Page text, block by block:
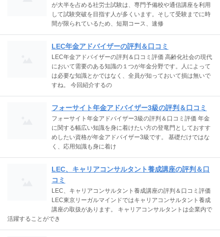
が大半を占める社労士試験は、専門予備校や通信講座を利用
して試験突破を目指す人が多くいます。そして受験までに時
間が限られているため、短期コース、速修
LEC年金アドバイザーの評判＆口コミ
LEC年金アドバイザーの評判＆口コミ評価 高齢化社会の現代
において需要のある知識の１つが年金分野です。人によって
は必要な知識とかではなく、全員が知っておいて損は無いで
すね。 今回紹介するの
フォーサイト年金アドバイザー3級の評判＆口コミ
フォーサイト年金アドバイザー3級の評判＆口コミ評価 年金
に関する幅広い知識を身に着けたい方の登竜門としておすす
めしたい資格が年金アドバイザー3級です。 基礎だけではな
く、応用知識も身に着け
LEC、キャリアコンサルタント養成講座の評判＆口
コミ
LEC、キャリアコンサルタント養成講座の評判＆口コミ評価
LEC東京リーガルマインドではキャリアコンサルタント養成
講座の取扱があります。 キャリアコンサルタントは企業内で
活躍することができ